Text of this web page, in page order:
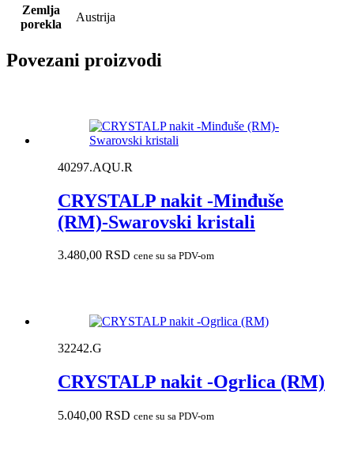
Zemlja
porekla
Austrija
Povezani proizvodi
40297.AQU.R
CRYSTALP nakit -Minđuše
(RM)-Swarovski kristali
3.480,00 RSD cene su sa PDV-om
32242.G
CRYSTALP nakit -Ogrlica (RM)
5.040,00 RSD cene su sa PDV-om